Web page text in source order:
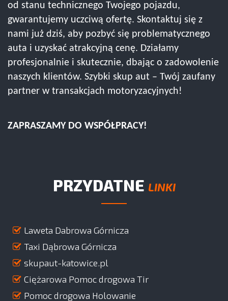
od stanu technicznego Twojego pojazdu,
gwarantujemy uczciwą ofertę. Skontaktuj się z
nami już dziś, aby pozbyć się problematycznego
auta i uzyskać atrakcyjną cenę. Działamy
profesjonalnie i skutecznie, dbając o zadowolenie
naszych klientów. Szybki skup aut – Twój zaufany
partner w transakcjach motoryzacyjnych!
ZAPRASZAMY DO WSPÓŁPRACY!
PRZYDATNE LINKI
Laweta Dabrowa Górnicza
Taxi Dąbrowa Górnicza
skupaut-katowice.pl
Ciężarowa Pomoc drogowa Tir
Pomoc drogowa Holowanie